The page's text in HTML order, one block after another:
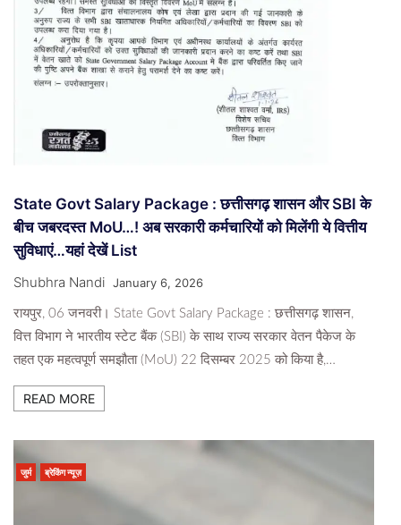
State Govt Salary Package : छत्तीसगढ़ शासन और SBI के
बीच जबरदस्त MoU…! अब सरकारी कर्मचारियों को मिलेंगी ये वित्तीय
सुविधाएं…यहां देखें List
Shubhra Nandi January 6, 2026
रायपुर, 06 जनवरी। State Govt Salary Package : छत्तीसगढ़ शासन,
वित्त विभाग ने भारतीय स्टेट बैंक (SBI) के साथ राज्य सरकार वेतन पैकेज के
तहत एक महत्वपूर्ण समझौता (MoU) 22 दिसम्बर 2025 को किया है,…
READ MORE
जुर्म ब्रेकिंग न्यूज़